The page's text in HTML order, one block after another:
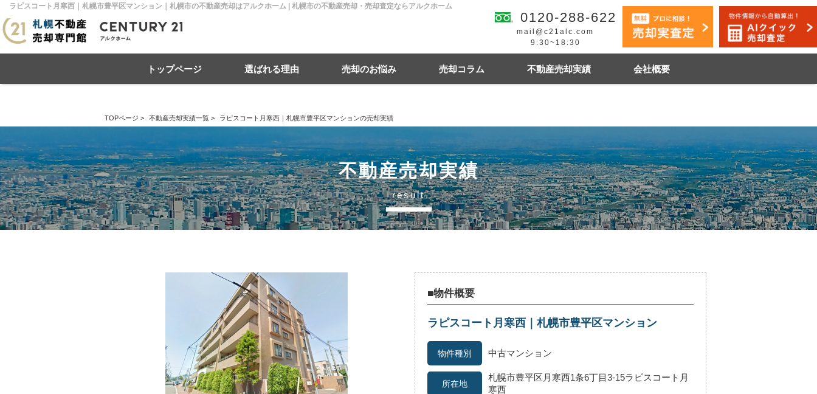
ラピスコート月寒西｜札幌市豊平区マンション｜札幌市の不動産売却はアルクホーム | 札幌市の不動産売却・売却査定ならアルクホーム
0120-288-622
mail@c21alc.com
9:30~18:30
トップページ 選ばれる理由 売却のお悩み
相続 空き家 住宅ローンにお悩み
売却コラム
売買の費用・税金 豆知識情報
不動産売却実績
札幌市南区 札幌市北区 札幌市東区 札幌市西区 札幌市中央区 札幌市手稲区 札幌市白石区
リースバック 相続
会社概要
TOPページ > 不動産売却実績一覧 > ラピスコート月寒西｜札幌市豊平区マンションの売却実績
不動産売却実績
result
■物件概要
ラピスコート月寒西｜札幌市豊平区マンション
中古マンション
札幌市豊平区月寒西1条6丁目3-15ラピスコート月
寒西